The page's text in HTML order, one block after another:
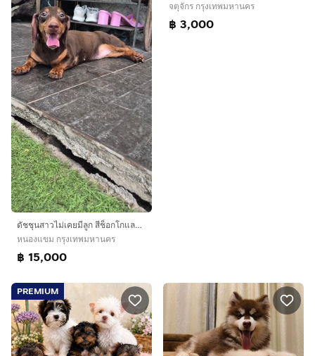
ดัชชุนสาวไม่เคยมีลูก สีช็อกโกแลตแทน ฮีทสามกําลังจะมา ราคา15,000
หนองแขม กรุงเทพมหานคร
฿ 15,000
จตุจักร กรุงเทพมหานคร
฿ 3,000
PREMIUM